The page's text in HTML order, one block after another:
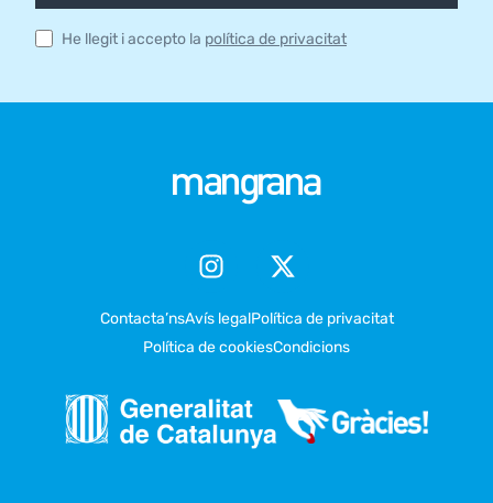
He llegit i accepto la política de privacitat
Contacta’nsAvís legalPolítica de privacitat
Política de cookiesCondicions